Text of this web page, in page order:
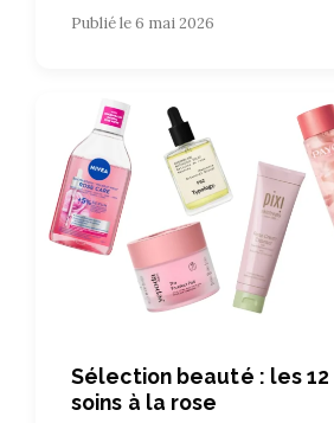
Publié le 6 mai 2026
Sélection beauté : les
soins à la rose